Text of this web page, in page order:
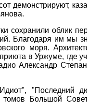
демонстрируют,
сохранили облик
Благодаря им мы
моря.
в Уржуме, где
Александр
"Последний
Большой